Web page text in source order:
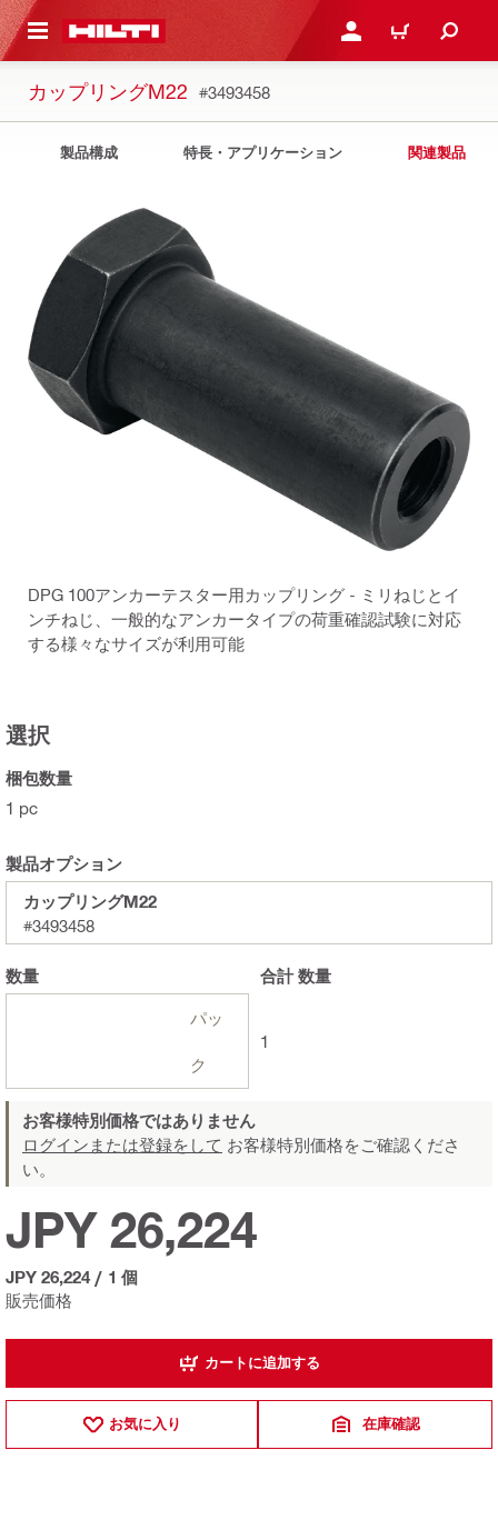
内容を表示 ログイン・新規オンライ
カート
カップリングM22 #3493458
製品構成 特長・アプリケーション 関連製品
DPG 100アンカーテスター用カップリング - ミリねじとイ
ンチねじ、一般的なアンカータイプの荷重確認試験に対応
する様々なサイズが利用可能
選択
梱包数量
1 pc
製品オプション
カップリングM22
#3493458
数量
パッ
ク
合計数量
1
お客様特別価格ではありません
ログインまたは登録をして お客様特別価格をご確認くださ
い。
販売価格
JPY 26,224
JPY 26,224 / 1 個
カートに追加する
お気に入り 在庫確認